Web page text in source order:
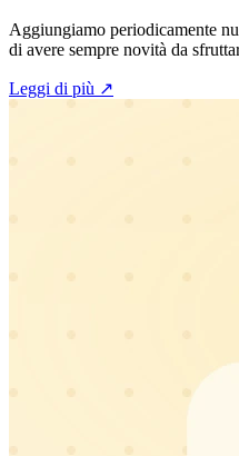
Aggiungiamo periodicamente
di avere sempre novità da
Leggi di più ↗